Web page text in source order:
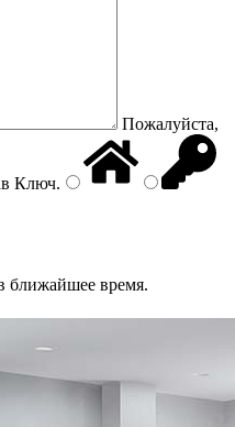
Пожалуйста,
Ключ.
ближайшее время.